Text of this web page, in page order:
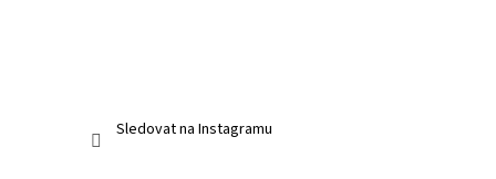
Sledovat na Instagramu